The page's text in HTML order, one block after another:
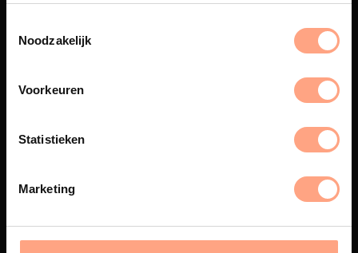
Noodzakelijk
Voorkeuren
Statistieken
Marketing
eigen spuiterij afgewerkt met
PUUUR biedt volledige